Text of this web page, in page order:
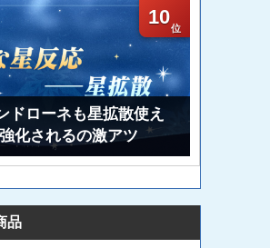
10
ドローネも星拡散使え
化されるの激アツ
品